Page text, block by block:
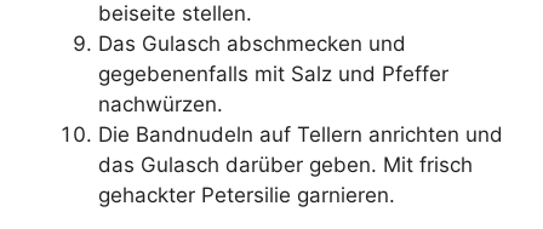
beiseite stellen.
Das Gulasch abschmecken und
gegebenenfalls mit Salz und Pfeffer
nachwürzen.
Die Bandnudeln auf Tellern anrichten und
das Gulasch darüber geben. Mit frisch
gehackter Petersilie garnieren.